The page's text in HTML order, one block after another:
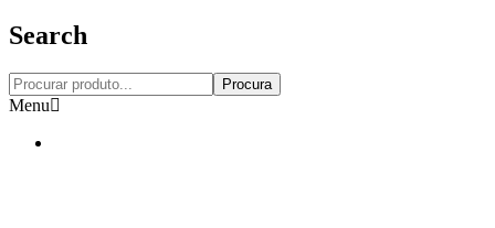
Search
Procura
Menu